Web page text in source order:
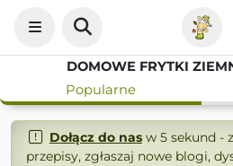
Popularne
Dołącz do nasw 5 sekund -
przepisy, zgłaszaj nowe blogi,